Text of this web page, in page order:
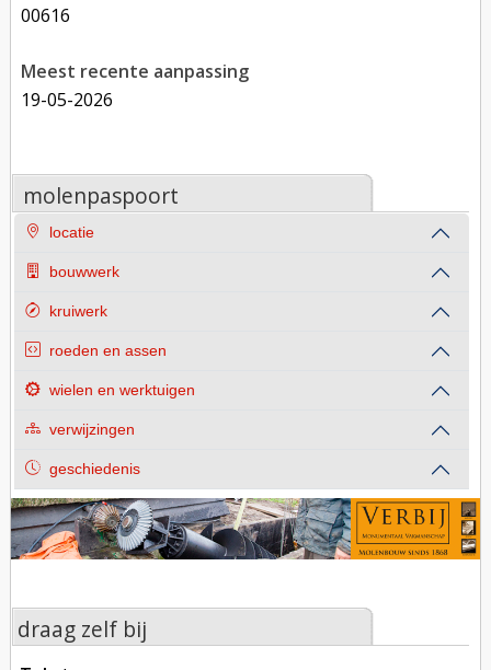
00616
Meest recente aanpassing
19-05-2026
molenpaspoort
locatie
bouwwerk
kruiwerk
roeden en assen
wielen en werktuigen
verwijzingen
geschiedenis
draag zelf bij